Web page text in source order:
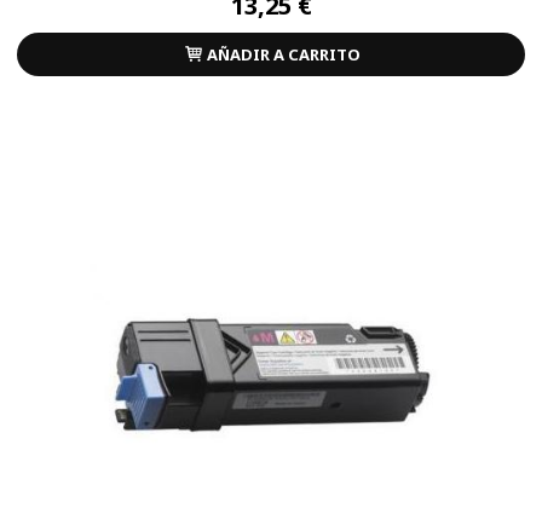
AÑADIR A CARRITO